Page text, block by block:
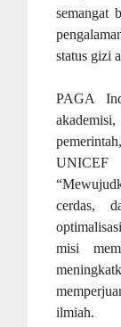
semangat
status gizi
PAGA
cerdas,
misi
ilmiah.